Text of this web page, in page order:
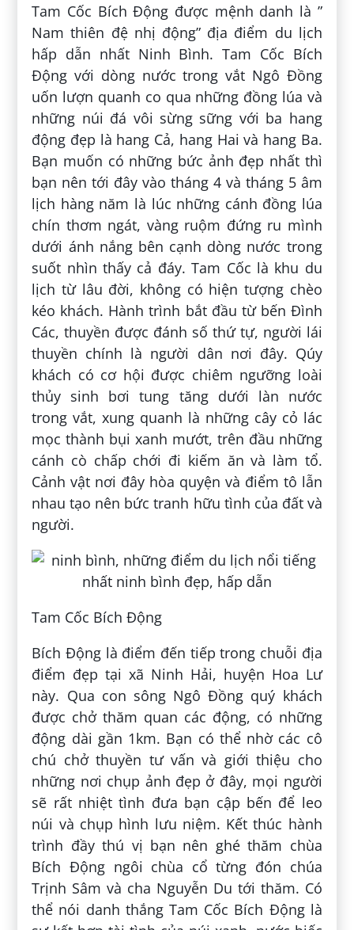
Tam Cốc Bích Động được mệnh danh là ”
Nam thiên đệ nhị động” địa điểm du lịch
hấp dẫn nhất Ninh Bình. Tam Cốc Bích
Động với dòng nước trong vắt Ngô Đồng
uốn lượn quanh co qua những đồng lúa và
những núi đá vôi sừng sững với ba hang
động đẹp là hang Cả, hang Hai và hang Ba.
Bạn muốn có những bức ảnh đẹp nhất thì
bạn nên tới đây vào tháng 4 và tháng 5 âm
lịch hàng năm là lúc những cánh đồng lúa
chín thơm ngát, vàng ruộm đứng ru mình
dưới ánh nắng bên cạnh dòng nước trong
suốt nhìn thấy cả đáy. Tam Cốc là khu du
lịch từ lâu đời, không có hiện tượng chèo
kéo khách. Hành trình bắt đầu từ bến Đình
Các, thuyền được đánh số thứ tự, người lái
thuyền chính là người dân nơi đây. Qúy
khách có cơ hội được chiêm ngưỡng loài
thủy sinh bơi tung tăng dưới làn nước
trong vắt, xung quanh là những cây cỏ lác
mọc thành bụi xanh mướt, trên đầu những
cánh cò chấp chới đi kiếm ăn và làm tổ.
Cảnh vật nơi đây hòa quyện và điểm tô lẫn
nhau tạo nên bức tranh hữu tình của đất và
người.
Tam Cốc Bích Động
Bích Động là điểm đến tiếp trong chuỗi địa
điểm đẹp tại xã Ninh Hải, huyện Hoa Lư
này. Qua con sông Ngô Đồng quý khách
được chở thăm quan các động, có những
động dài gần 1km. Bạn có thể nhờ các cô
chú chở thuyền tư vấn và giới thiệu cho
những nơi chụp ảnh đẹp ở đây, mọi người
sẽ rất nhiệt tình đưa bạn cập bến để leo
núi và chụp hình lưu niệm. Kết thúc hành
trình đầy thú vị bạn nên ghé thăm chùa
Bích Động ngôi chùa cổ từng đón chúa
Trịnh Sâm và cha Nguyễn Du tới thăm. Có
thể nói danh thắng Tam Cốc Bích Động là